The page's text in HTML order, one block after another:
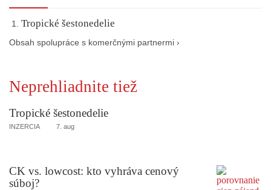
Tropické šestonedelie
Obsah spolupráce s komerčnými partnermi ›
Neprehliadnite tiež
Tropické šestonedelie
INZERCIA 7. aug
CK vs. lowcost: kto vyhráva cenový
súboj?